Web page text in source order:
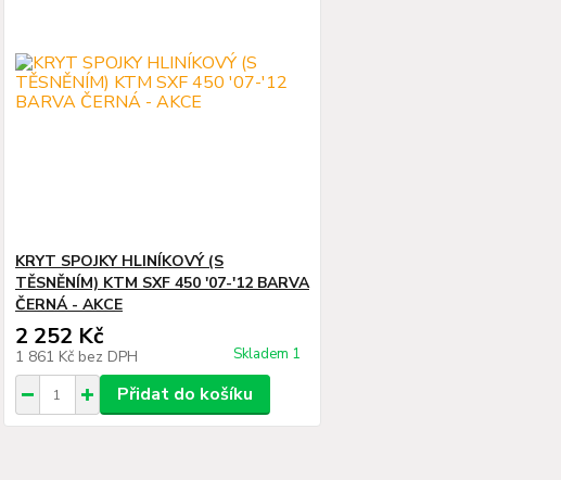
KRYT SPOJKY HLINÍKOVÝ (S
TĚSNĚNÍM) KTM SXF 450 '07-'12 BARVA
ČERNÁ - AKCE
2 252 Kč
1 861 Kč bez DPH Skladem 1
Přidat do košíku